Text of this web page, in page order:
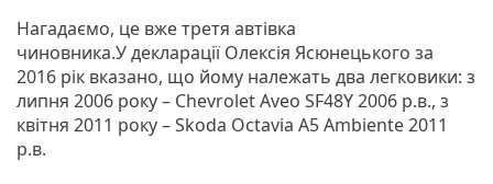
Нагадаємо, це вже третя автівка
чиновника.У декларації Олексія Ясюнецького за
2016 рік вказано, що йому належать два легковики: з
липня 2006 року – Chevrolet Aveo SF48Y 2006 р.в., з
квітня 2011 року – Skoda Octavia A5 Ambiente 2011
р.в.